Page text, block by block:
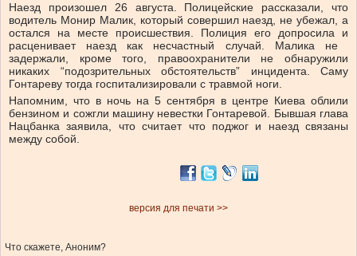
Наезд произошел 26 августа. Полицейские рассказали, что
водитель Монир Малик, который совершил наезд, не убежал, а
остался на месте происшествия. Полиция его допросила и
расценивает наезд как несчастный случай. Малика не ​​
задержали, кроме того, правоохранители не обнаружили
никаких “подозрительных обстоятельств” инцидента. Саму
Гонтареву тогда госпитализировали с травмой ноги.
Напомним, что в ночь на 5 сентября в центре Киева облили
бензином и сожгли машину невестки Гонтаревой. Бывшая глава
Нацбанка заявила, что считает что поджог и наезд связаны
между собой.
версия для печати >>
Что скажете, Аноним?